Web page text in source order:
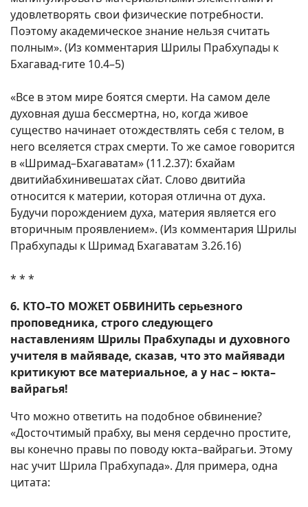
удовлетворять свои физические потребности.
Поэтому академическое знание нельзя считать
полным». (Из комментария Шрилы Прабхупады к
Бхагавад-гите 10.4–5)
«Все в этом мире боятся смерти. На самом деле
духовная душа бессмертна, но, когда живое
существо начинает отождествлять себя с телом, в
него вселяется страх смерти. То же самое говорится
в «Шримад–Бхагаватам» (11.2.37): бхайам
двитийабхинивешатах сйат. Слово двитийа
относится к материи, которая отлична от духа.
Будучи порождением духа, материя является его
вторичным проявлением». (Из комментария Шрилы
Прабхупады к Шримад Бхагаватам 3.26.16)
* * *
6. КТО–ТО МОЖЕТ ОБВИНИТЬ серьезного
проповедника, строго следующего
наставлениям Шрилы Прабхупады и духовного
учителя в майяваде, сказав, что это майявади
критикуют все материальное, а у нас – юкта–
вайрагья!
Что можно ответить на подобное обвинение?
«Досточтимый прабху, вы меня сердечно простите,
вы конечно правы по поводу юкта–вайрагьи. Этому
нас учит Шрила Прабхупада». Для примера, одна
цитата: